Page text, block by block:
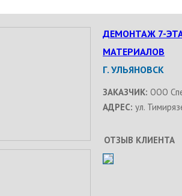
ДЕМОНТАЖ 7-
МАТЕРИАЛОВ
Г. УЛЬЯНОВСК
ЗАКАЗЧИК: ООО
АДРЕС: ул.
ОТЗЫВ КЛИЕНТА